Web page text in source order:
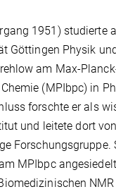
1951) studierte
Göttingen Physik
am Max-
(MPIbpc) in
forschte er als
und leitete dort
Forschungsgruppe.
MPIbpc